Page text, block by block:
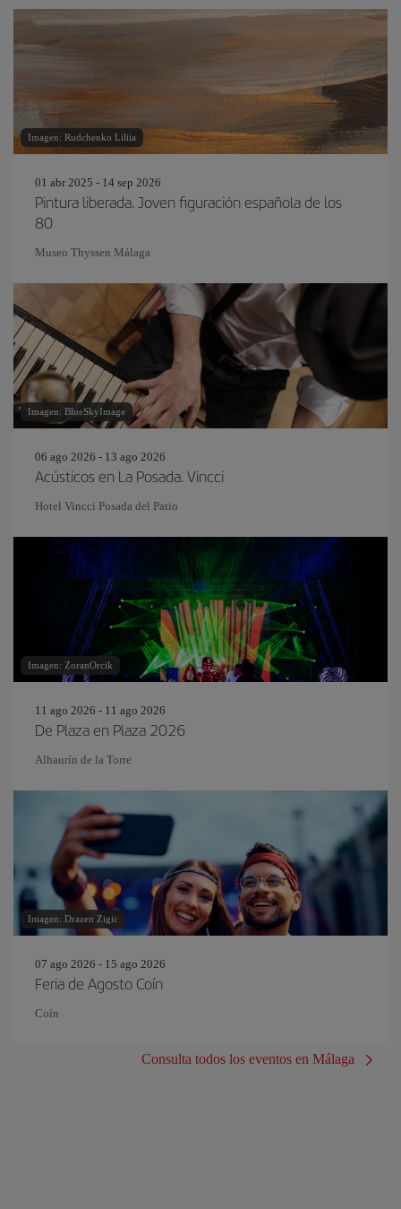
Imagen: Rudchenko Liliia
01 abr 2025 - 14 sep 2026
Pintura liberada. Joven figuración española de los
80
Museo Thyssen Málaga
Imagen: BlueSkyImage
06 ago 2026 - 13 ago 2026
Acústicos en La Posada. Vincci
Hotel Vincci Posada del Patio
Imagen: ZoranOrcik
11 ago 2026 - 11 ago 2026
De Plaza en Plaza 2026
Alhaurín de la Torre
Imagen: Drazen Zigic
07 ago 2026 - 15 ago 2026
Feria de Agosto Coín
Coín
Consulta todos los eventos en Málaga